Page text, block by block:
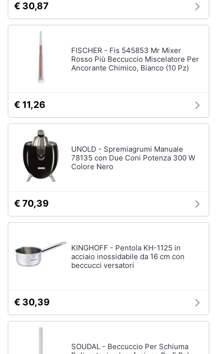
€ 30,87
FISCHER - Fis 545853 Mr Mixer
Rosso Più Beccuccio Miscelatore Per
Ancorante Chimico, Bianco (10 Pz)
€ 11,26
UNOLD - Spremiagrumi Manuale
78135 con Due Coni Potenza 300 W
Colore Nero
€ 70,39
KINGHOFF - Pentola KH-1125 in
acciaio inossidabile da 16 cm con
beccucci versatori
€ 30,39
SOUDAL - Beccuccio Per Schiuma